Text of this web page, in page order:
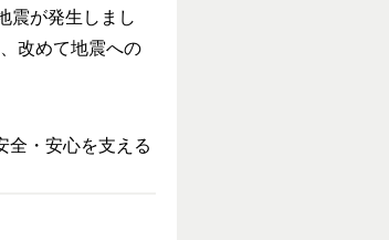
震が発生しまし
改めて地震への
・安心を支える